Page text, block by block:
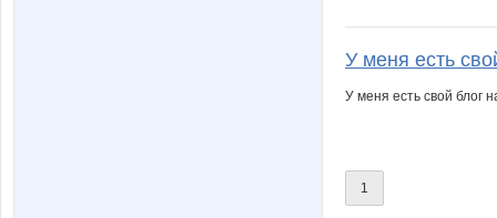
У меня есть
У меня есть свой блог
1